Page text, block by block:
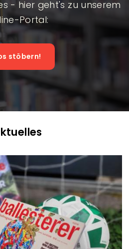
- hier geht's zu unserem
Portal:
stöbern!